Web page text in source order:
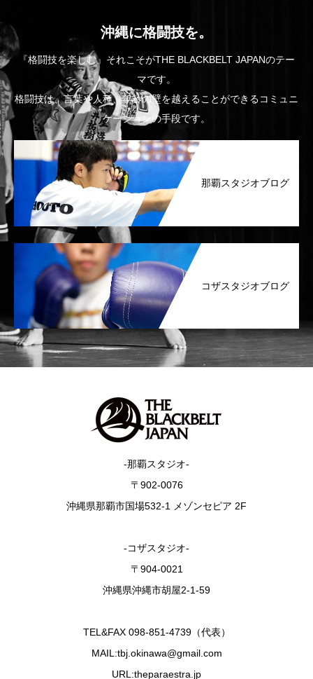
沖縄に格闘技を。
『格闘技を楽しむ』それこそがTHE BLACKBELT JAPANのテー
マです。
格闘技は、言葉や人種、年齢の壁を越えることができるコミュニ
ケーションの手段です。
那覇スタジオブログ
コザスタジオブログ
-那覇スタジオ-
〒902-0076
沖縄県那覇市国場532-1 メゾンセピア 2F
-コザスタジオ-
〒904-0021
沖縄県沖縄市胡屋2-1-59
TEL&FAX 098-851-4739（代表）
MAIL:tbj.okinawa@gmail.com
URL:theparaestra.jp